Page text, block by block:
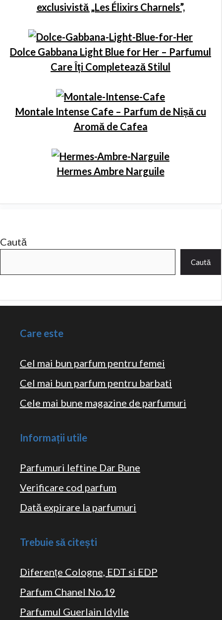
exclusivistă „Les Élixirs Charnels”,
Dolce Gabbana Light Blue for Her – Parfumul
Care Îți Completează Stilul
Montale Intense Cafe – Parfum de Nișă cu
Aromă de Cafea
Hermes Ambre Narguile
Caută
Caută
Care este
Cel mai bun parfum pentru femei
Cel mai bun parfum pentru barbati
Cele mai bune magazine de parfumuri
Informații utile
Parfumuri Ieftine Dar Bune
Verificare cod parfum
Dată expirare la parfumuri
Trebuie să citești
Diferențe Cologne, EDT si EDP
Parfum Chanel No.19
Parfumul Guerlain Idylle